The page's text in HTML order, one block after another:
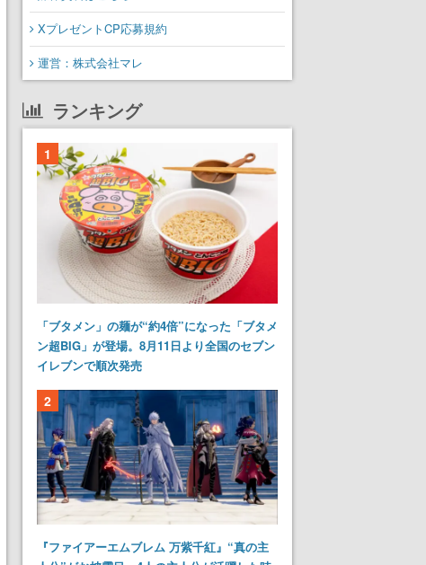
XプレゼントCP応募規約
運営：株式会社マレ
ランキング
1
「ブタメン」の麺が“約4倍”になった「ブタメ
ン超BIG」が登場。8月11日より全国のセブン
イレブンで順次発売
2
『ファイアーエムブレム 万紫千紅』“真の主